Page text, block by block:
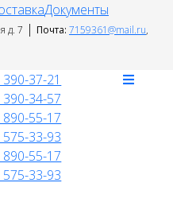
Документы
д. 7 | Почта: 7159361@mail.ru,
37-21
34-57
55-17
33-93
55-17
33-93